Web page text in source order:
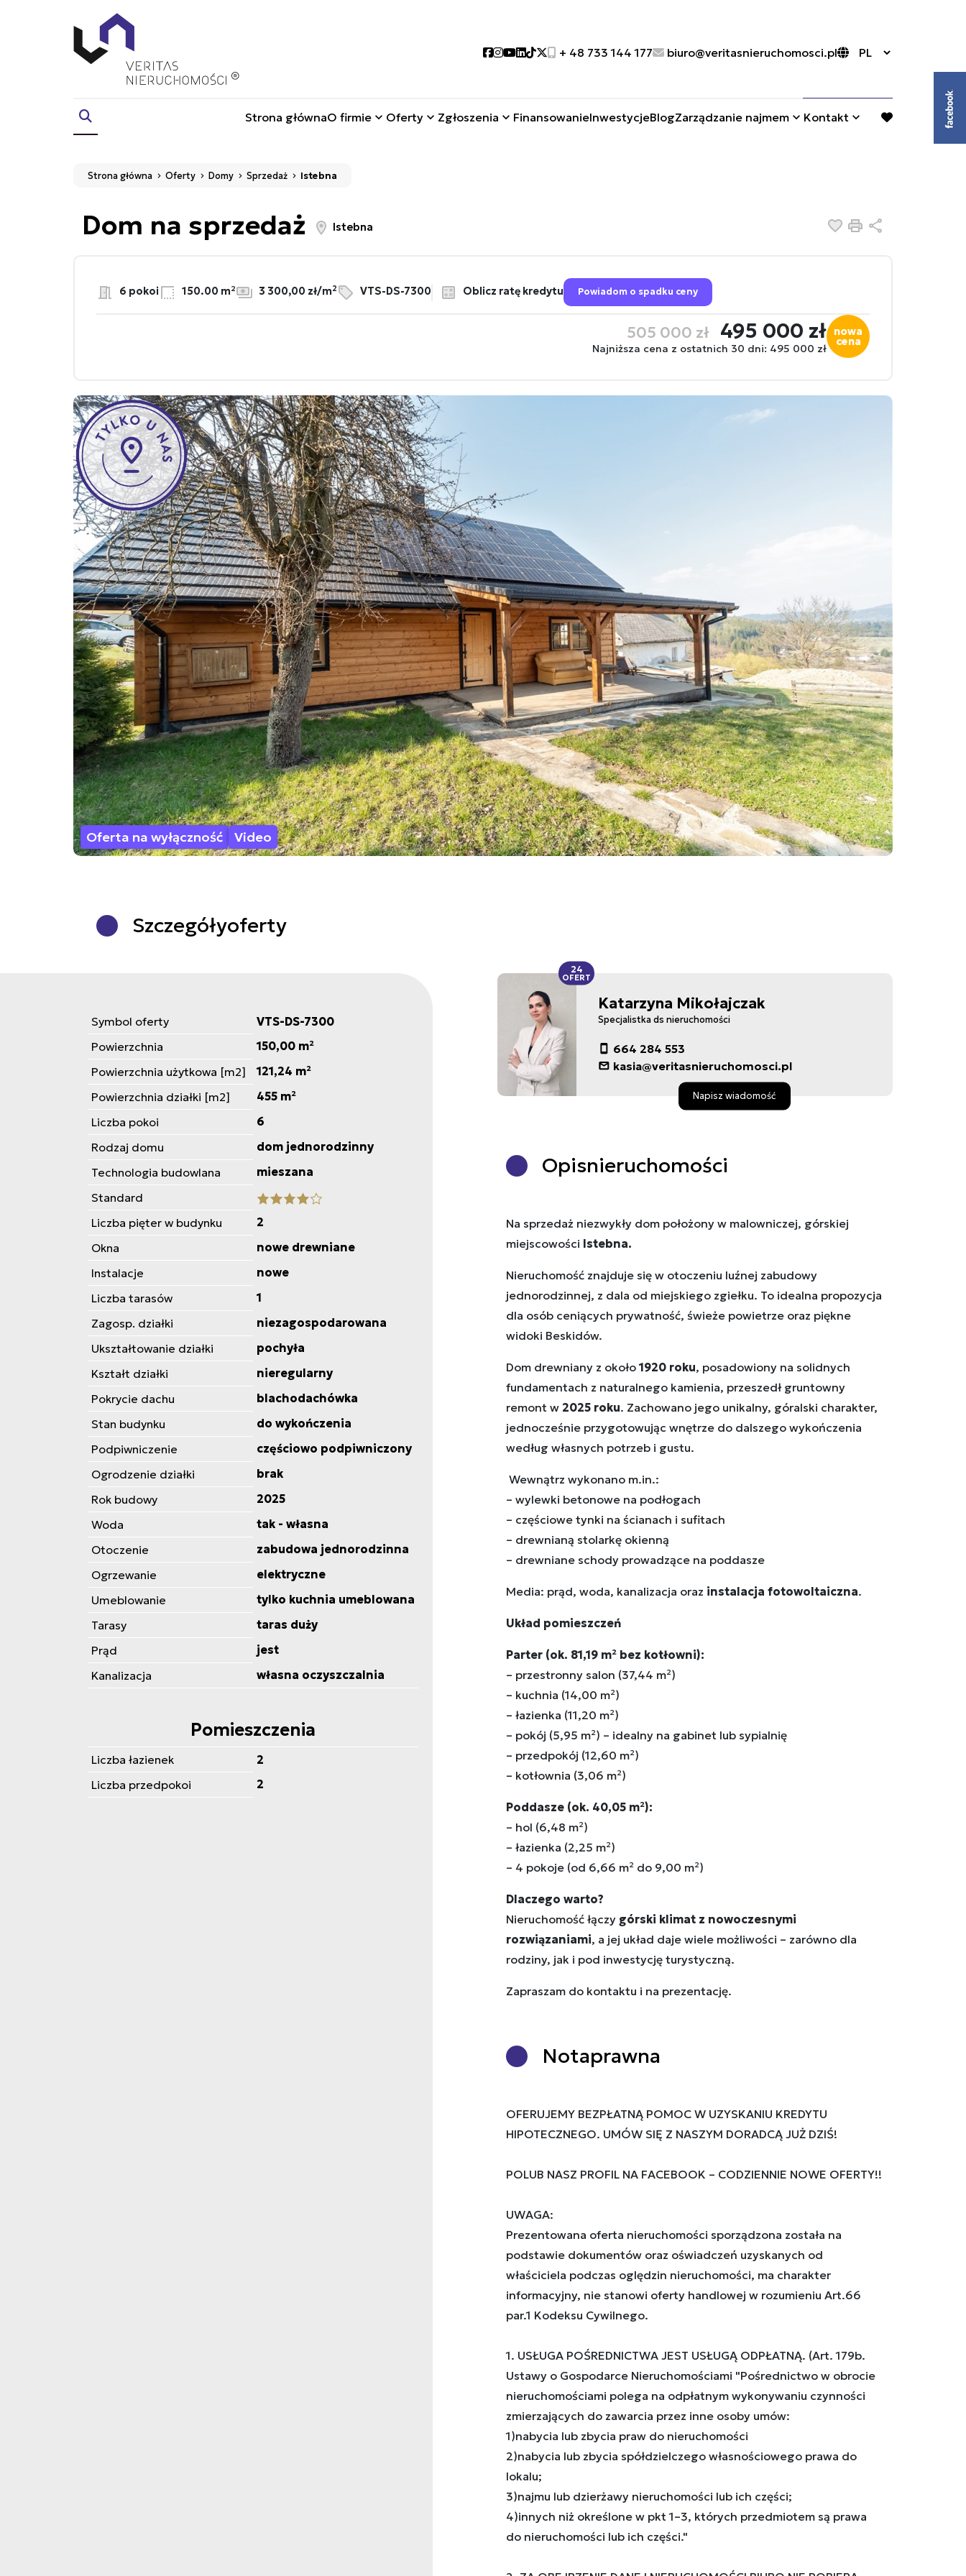
Social link
Social link
Social link
Social link
Social link
Social link
+ 48 733 144 177 biuro@veritasnieruchomosci.pl
Strona głównaO firmie Oferty Zgłoszenia FinansowanieInwestycjeBlogZarządzanie najmem Kontakt
favorite
Strona główna Oferty Domy Sprzedaż Istebna
Dom na sprzedaż Istebna Dodaj do ulubionych
Drukuj
6 pokoi 150.00 m² 3 300,00 zł/m2 VTS-DS-7300 Oblicz ratę kredytu Powiadom o spadku ceny
505 000 zł 495 000 zł
Najniższa cena z ostatnich 30 dni: 495 000 zł
nowa
cena
Oferta na wyłączność Video
Szczegółyoferty
Symbol oferty
VTS-DS-7300
Powierzchnia
150,00 m²
Powierzchnia użytkowa [m2]
121,24 m²
Powierzchnia działki [m2]
455 m²
Liczba pokoi
6
Rodzaj domu
dom jednorodzinny
Technologia budowlana
mieszana
Standard
Liczba pięter w budynku
2
Okna
nowe drewniane
Instalacje
nowe
Liczba tarasów
1
Zagosp. działki
niezagospodarowana
Ukształtowanie działki
pochyła
Kształt działki
nieregularny
Pokrycie dachu
blachodachówka
Stan budynku
do wykończenia
Podpiwniczenie
częściowo podpiwniczony
Ogrodzenie działki
brak
Rok budowy
2025
Woda
tak - własna
Otoczenie
zabudowa jednorodzinna
Ogrzewanie
elektryczne
Umeblowanie
tylko kuchnia umeblowana
Tarasy
taras duży
Prąd
jest
Kanalizacja
własna oczyszczalnia
Pomieszczenia
Liczba łazienek
2
Liczba przedpokoi
2
Katarzyna Mikołajczak
Specjalistka ds nieruchomości
664 284 553
kasia@veritasnieruchomosci.pl
Napisz wiadomość
24
OFERT
Opisnieruchomości
Na sprzedaż niezwykły dom położony w malowniczej, górskiej
miejscowości Istebna.
Nieruchomość znajduje się w otoczeniu luźnej zabudowy
jednorodzinnej, z dala od miejskiego zgiełku. To idealna propozycja
dla osób ceniących prywatność, świeże powietrze oraz piękne
widoki Beskidów.
Dom drewniany z około 1920 roku, posadowiony na solidnych
fundamentach z naturalnego kamienia, przeszedł gruntowny
remont w 2025 roku. Zachowano jego unikalny, góralski charakter,
jednocześnie przygotowując wnętrze do dalszego wykończenia
według własnych potrzeb i gustu.
Wewnątrz wykonano m.in.:
– wylewki betonowe na podłogach
– częściowe tynki na ścianach i sufitach
– drewnianą stolarkę okienną
– drewniane schody prowadzące na poddasze
Media: prąd, woda, kanalizacja oraz instalacja fotowoltaiczna.
Układ pomieszczeń
Parter (ok. 81,19 m² bez kotłowni):
– przestronny salon (37,44 m²)
– kuchnia (14,00 m²)
– łazienka (11,20 m²)
– pokój (5,95 m²) – idealny na gabinet lub sypialnię
– przedpokój (12,60 m²)
– kotłownia (3,06 m²)
Poddasze (ok. 40,05 m²):
– hol (6,48 m²)
– łazienka (2,25 m²)
– 4 pokoje (od 6,66 m² do 9,00 m²)
Dlaczego warto?
Nieruchomość łączy górski klimat z nowoczesnymi
rozwiązaniami, a jej układ daje wiele możliwości – zarówno dla
rodziny, jak i pod inwestycję turystyczną.
Zapraszam do kontaktu i na prezentację.
Notaprawna
OFERUJEMY BEZPŁATNĄ POMOC W UZYSKANIU KREDYTU
HIPOTECZNEGO. UMÓW SIĘ Z NASZYM DORADCĄ JUŻ DZIŚ!
POLUB NASZ PROFIL NA FACEBOOK – CODZIENNIE NOWE OFERTY!!
UWAGA:
Prezentowana oferta nieruchomości sporządzona została na
podstawie dokumentów oraz oświadczeń uzyskanych od
właściciela podczas oględzin nieruchomości, ma charakter
informacyjny, nie stanowi oferty handlowej w rozumieniu Art.66
par.1 Kodeksu Cywilnego.
1. USŁUGA POŚREDNICTWA JEST USŁUGĄ ODPŁATNĄ. (Art. 179b.
Ustawy o Gospodarce Nieruchomościami "Pośrednictwo w obrocie
nieruchomościami polega na odpłatnym wykonywaniu czynności
zmierzających do zawarcia przez inne osoby umów:
1)nabycia lub zbycia praw do nieruchomości
2)nabycia lub zbycia spółdzielczego własnościowego prawa do
lokalu;
3)najmu lub dzierżawy nieruchomości lub ich części;
4)innych niż określone w pkt 1–3, których przedmiotem są prawa
do nieruchomości lub ich części."